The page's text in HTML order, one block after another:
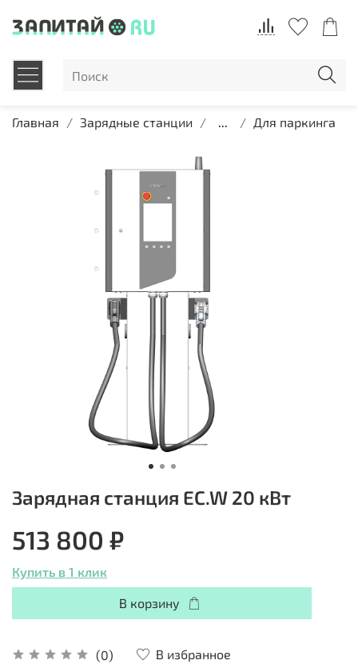
Главная Зарядные станции ... Для паркинга
Зарядная станция EC.W 20 кВт
(0)
В избранное
513 800 ₽
Купить в 1 клик
В корзину